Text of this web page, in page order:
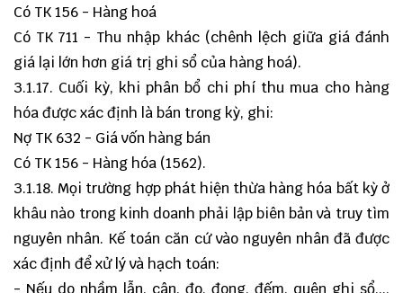
Có TK 156 - Hàng hoá
Có TK 711 - Thu nhập khác (chênh lệch giữa giá đánh
giá lại lớn hơn giá trị ghi sổ của hàng hoá).
3.1.17. Cuối kỳ, khi phân bổ chi phí thu mua cho hàng
hóa được xác định là bán trong kỳ, ghi:
Nợ TK 632 - Giá vốn hàng bán
Có TK 156 - Hàng hóa (1562).
3.1.18. Mọi trường hợp phát hiện thừa hàng hóa bất kỳ ở
khâu nào trong kinh doanh phải lập biên bản và truy tìm
nguyên nhân. Kế toán căn cứ vào nguyên nhân đã được
xác định để xử lý và hạch toán:
- Nếu do nhầm lẫn, cân, đo, đong, đếm, quên ghi sổ,...